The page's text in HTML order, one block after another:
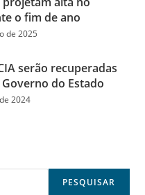
o fim de ano
de 2025
serão recuperadas
do Estado
2024
PESQUISAR